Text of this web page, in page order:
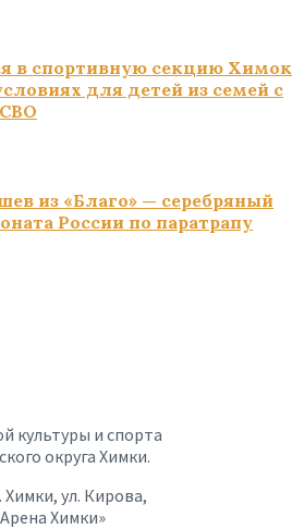
в спортивную секцию Химок
для детей из семей с
из «Благо» — серебряный
России по паратрапу
культуры и спорта
округа Химки.
Химки, ул. Кирова,
Химки»